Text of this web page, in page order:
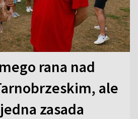
rana nad
ale
zasada